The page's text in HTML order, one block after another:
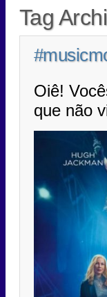
Tag
Oiê!
que não